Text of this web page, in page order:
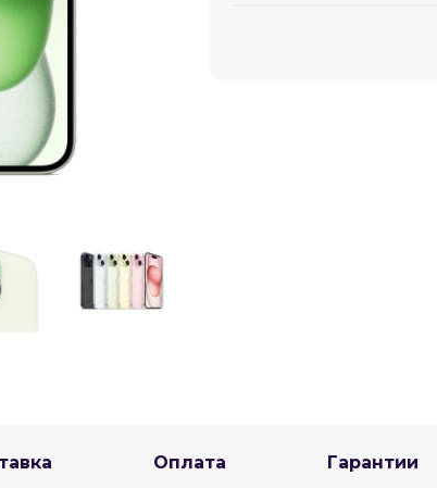
Оплата Гарантии
платежей
Добавляйте товары